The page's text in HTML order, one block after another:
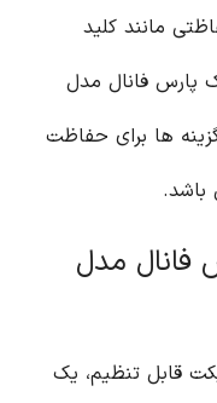
مانند کلید
پارس فانال مدل
ها برای حفاظت
باشد.
فانال مدل
قابل تنظیم، یک